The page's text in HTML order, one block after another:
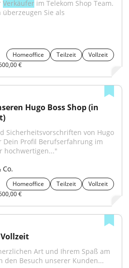
Verkäufer im Telekom Shop Team.
Sie als
Homeoffice Teilzeit
Vollzeit
€
Hugo Boss Shop (in
Sicherheitsvorschriften von Hugo
hochwertigen..."
Co.
Homeoffice Teilzeit
Vollzeit
€
Art und Ihrem Spaß am
den Besuch unserer Kunden...